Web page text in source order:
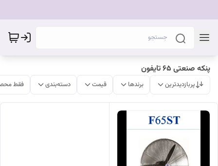
پنکه صنعتی 65 تایفون
پربازدیدترین برندها قیمت دسته‌بندی فقط